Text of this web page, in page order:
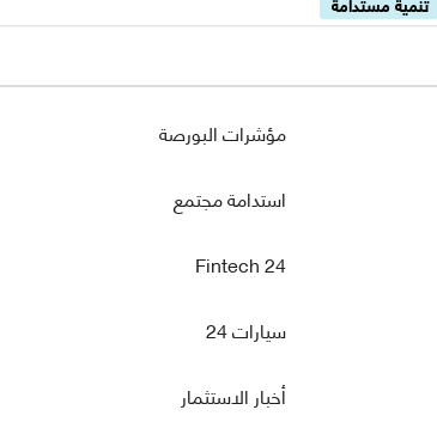
مؤشرات البورصة
استدامة مجتمع
Fintech 24
سيارات 24
أخبار الاستثمار